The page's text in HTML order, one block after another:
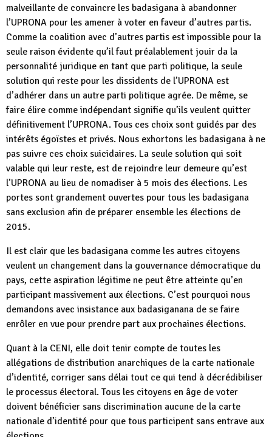
malveillante de convaincre les badasigana à abandonner
l’UPRONA pour les amener à voter en faveur d’autres partis.
Comme la coalition avec d’autres partis est impossible pour la
seule raison évidente qu’il faut préalablement jouir da la
personnalité juridique en tant que parti politique, la seule
solution qui reste pour les dissidents de l’UPRONA est
d’adhérer dans un autre parti politique agrée. De même, se
faire élire comme indépendant signifie qu’ils veulent quitter
définitivement l’UPRONA. Tous ces choix sont guidés par des
intérêts égoïstes et privés. Nous exhortons les badasigana à ne
pas suivre ces choix suicidaires. La seule solution qui soit
valable qui leur reste, est de rejoindre leur demeure qu’est
l’UPRONA au lieu de nomadiser à 5 mois des élections. Les
portes sont grandement ouvertes pour tous les badasigana
sans exclusion afin de préparer ensemble les élections de
2015.
Il est clair que les badasigana comme les autres citoyens
veulent un changement dans la gouvernance démocratique du
pays, cette aspiration légitime ne peut être atteinte qu’en
participant massivement aux élections. C’est pourquoi nous
demandons avec insistance aux badasiganana de se faire
enrôler en vue pour prendre part aux prochaines élections.
Quant à la CENI, elle doit tenir compte de toutes les
allégations de distribution anarchiques de la carte nationale
d’identité, corriger sans délai tout ce qui tend à décrédibiliser
le processus électoral. Tous les citoyens en âge de voter
doivent bénéficier sans discrimination aucune de la carte
nationale d’identité pour que tous participent sans entrave aux